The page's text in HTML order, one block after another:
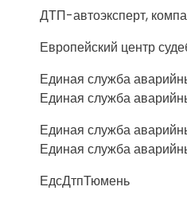
ДТП-автоэксперт,
Европейский центр
Единая служба
Единая служба
Единая служба
Единая служба
ЕдсДтпТюмень